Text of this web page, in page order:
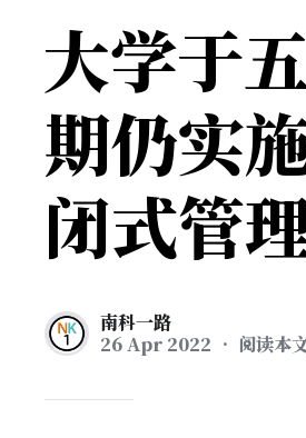
大学于
期仍实
闭式管理
南科一路
26 Apr 2022 • 阅读本